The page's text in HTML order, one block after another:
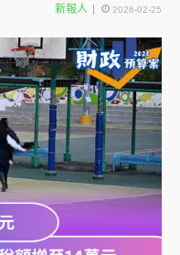
新報人 2026-02-25